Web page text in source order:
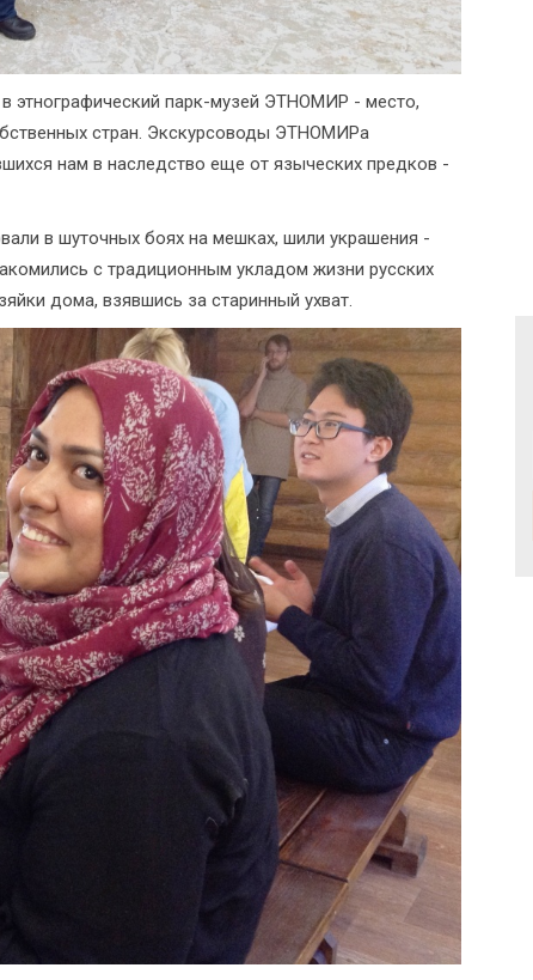
этнографический парк-музей ЭТНОМИР - место,
стран. Экскурсоводы ЭТНОМИРа
нам в наследство еще от языческих предков -
в шуточных боях на мешках, шили украшения -
с традиционным укладом жизни русских
дома, взявшись за старинный ухват.